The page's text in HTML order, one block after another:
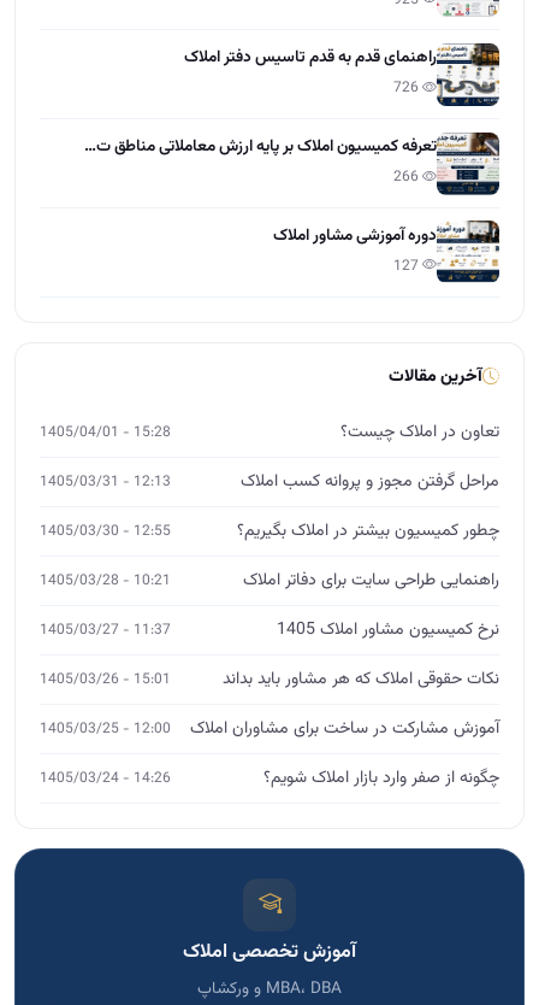
راهنمای قدم به قدم تاسیس دفتر املاک
تعرفه کمیسیون املاک بر پایه ارزش معاملاتی مناطق ت…
دوره آموزشی مشاور املاک
آخرین مقالات
تعاون در املاک چیست؟ 15:28 - 1405/04/01
مراحل گرفتن مجوز و پروانه کسب املاک 12:13 - 1405/03/31
چطور کمیسیون بیشتر در املاک بگیریم؟ 12:55 - 1405/03/30
راهنمایی طراحی سایت برای دفاتر املاک 10:21 - 1405/03/28
نرخ کمیسیون مشاور املاک 1405 11:37 - 1405/03/27
نکات حقوقی املاک که هر مشاور باید بداند 15:01 - 1405/03/26
آموزش مشارکت در ساخت برای مشاوران املاک 12:00 - 1405/03/25
چگونه از صفر وارد بازار املاک شویم؟ 14:26 - 1405/03/24
آموزش تخصصی املاک
MBA، DBA و ورکشاپ